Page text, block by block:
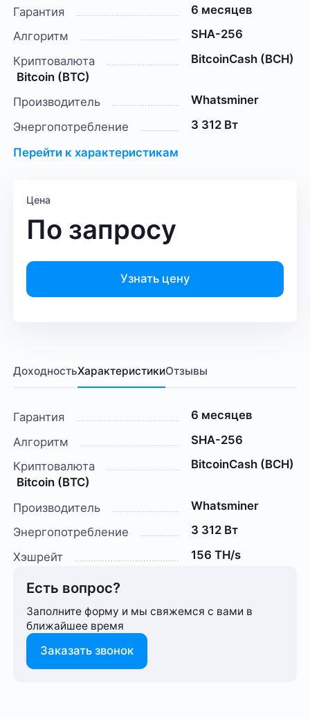
Гарантия
6 месяцев
Алгоритм
SHA-256
Криптовалюта
BitcoinCash (BCH)
Bitcoin (BTC)
Производитель
Whatsminer
Энергопотребление
3 312 Вт
Перейти к характеристикам
Цена
По запросу
Узнать цену
ДоходностьХарактеристикиОтзывы
Гарантия
6 месяцев
Алгоритм
SHA-256
Криптовалюта
BitcoinCash (BCH)
Bitcoin (BTC)
Производитель
Whatsminer
Энергопотребление
3 312 Вт
Хэшрейт
156 TH/s
Есть вопрос?
Заполните форму и мы свяжемся с вами в
ближайшее время
Заказать звонок